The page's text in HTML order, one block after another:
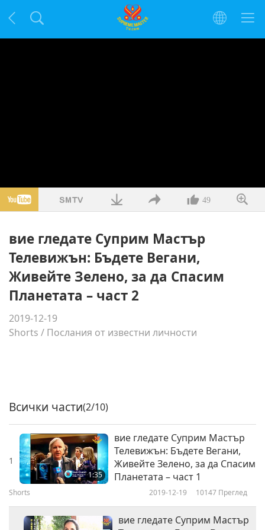
49
вие гледате Суприм Мастър
Телевижън: Бъдете Вегани,
Живейте Зелено, за да Спасим
Планетата – част 2
2019-12-19
Shorts / Послания от известни личности
Всички части(2/10)
1
1:35
вие гледате Суприм Мастър
Телевижън: Бъдете Вегани,
Живейте Зелено, за да Спасим
Планетата – част 1
Shorts 2019-12-19 10147 Преглед
вие гледате Суприм Мастър